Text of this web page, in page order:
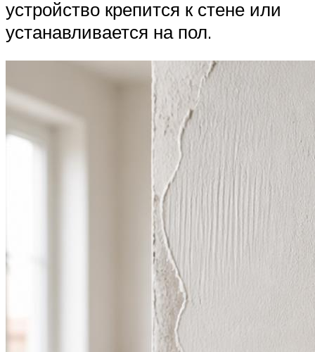
устройство крепится к стене или
устанавливается на пол.